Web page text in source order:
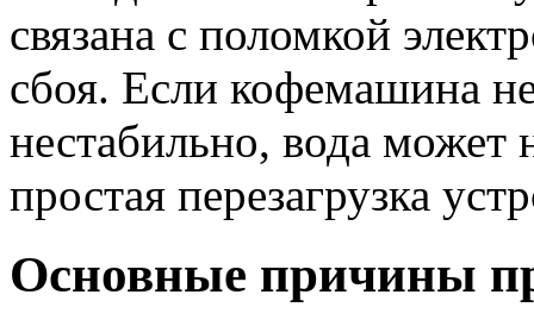
связана с поломкой
сбоя. Если кофемашина
нестабильно, вода может
простая перезагрузка
Основные причины